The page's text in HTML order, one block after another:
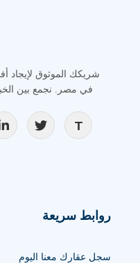
شريكك الموثوق لإيجاد
في مصر. نجمع بين
روابط سريعة
سجل عقارك معنا اليوم